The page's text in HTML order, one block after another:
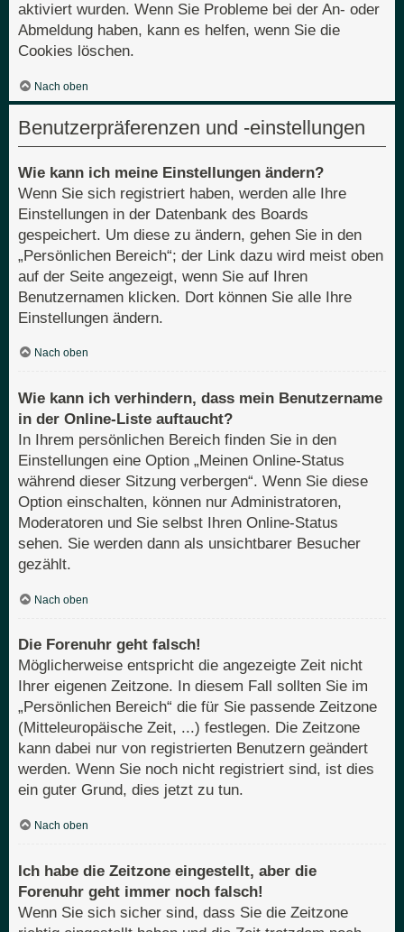
aktiviert wurden. Wenn Sie Probleme bei der An- oder
Abmeldung haben, kann es helfen, wenn Sie die
Cookies löschen.
Nach oben
Benutzerpräferenzen und -einstellungen
Wie kann ich meine Einstellungen ändern?
Wenn Sie sich registriert haben, werden alle Ihre
Einstellungen in der Datenbank des Boards
gespeichert. Um diese zu ändern, gehen Sie in den
„Persönlichen Bereich“; der Link dazu wird meist oben
auf der Seite angezeigt, wenn Sie auf Ihren
Benutzernamen klicken. Dort können Sie alle Ihre
Einstellungen ändern.
Nach oben
Wie kann ich verhindern, dass mein Benutzername
in der Online-Liste auftaucht?
In Ihrem persönlichen Bereich finden Sie in den
Einstellungen eine Option „Meinen Online-Status
während dieser Sitzung verbergen“. Wenn Sie diese
Option einschalten, können nur Administratoren,
Moderatoren und Sie selbst Ihren Online-Status
sehen. Sie werden dann als unsichtbarer Besucher
gezählt.
Nach oben
Die Forenuhr geht falsch!
Möglicherweise entspricht die angezeigte Zeit nicht
Ihrer eigenen Zeitzone. In diesem Fall sollten Sie im
„Persönlichen Bereich“ die für Sie passende Zeitzone
(Mitteleuropäische Zeit, ...) festlegen. Die Zeitzone
kann dabei nur von registrierten Benutzern geändert
werden. Wenn Sie noch nicht registriert sind, ist dies
ein guter Grund, dies jetzt zu tun.
Nach oben
Ich habe die Zeitzone eingestellt, aber die
Forenuhr geht immer noch falsch!
Wenn Sie sich sicher sind, dass Sie die Zeitzone